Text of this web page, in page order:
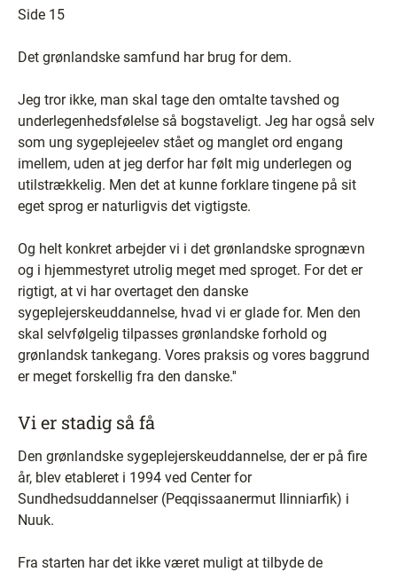
Side 15
Det grønlandske samfund har brug for dem.
Jeg tror ikke, man skal tage den omtalte tavshed og
underlegenhedsfølelse så bogstaveligt. Jeg har også selv
som ung sygeplejeelev stået og manglet ord engang
imellem, uden at jeg derfor har følt mig underlegen og
utilstrækkelig. Men det at kunne forklare tingene på sit
eget sprog er naturligvis det vigtigste.
Og helt konkret arbejder vi i det grønlandske sprognævn
og i hjemmestyret utrolig meget med sproget. For det er
rigtigt, at vi har overtaget den danske
sygeplejerskeuddannelse, hvad vi er glade for. Men den
skal selvfølgelig tilpasses grønlandske forhold og
grønlandsk tankegang. Vores praksis og vores baggrund
er meget forskellig fra den danske.''
Vi er stadig så få
Den grønlandske sygeplejerskeuddannelse, der er på fire
år, blev etableret i 1994 ved Center for
Sundhedsuddannelser (Peqqissaanermut Ilinniarfik) i
Nuuk.
Fra starten har det ikke været muligt at tilbyde de